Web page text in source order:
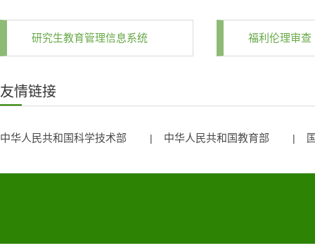
研究生教育管理信息系统 福利伦理审查
友情链接
中华人民共和国科学技术部 | 中华人民共和国教育部 |